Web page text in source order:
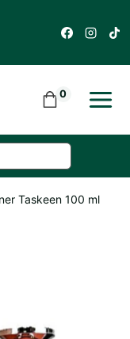
0
Taskeen 100 ml